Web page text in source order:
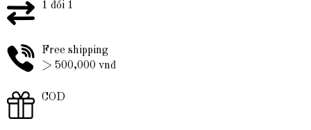
1 đổi 1
Free shipping
> 500,000 vnđ
COD